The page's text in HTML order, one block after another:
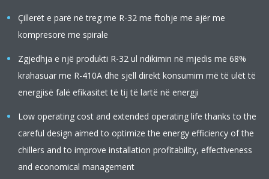
Çillerët e parë në treg me R-32 me ftohje me ajër me
kompresorë me spirale
Zgjedhja e një produkti R-32 ul ndikimin në mjedis me 68%
krahasuar me R-410A dhe sjell direkt konsumim më të ulët të
energjisë falë efikasitet të tij të lartë në energji
Low operating cost and extended operating life thanks to the
careful design aimed to optimize the energy efficiency of the
chillers and to improve installation profitability, effectiveness
and economical management